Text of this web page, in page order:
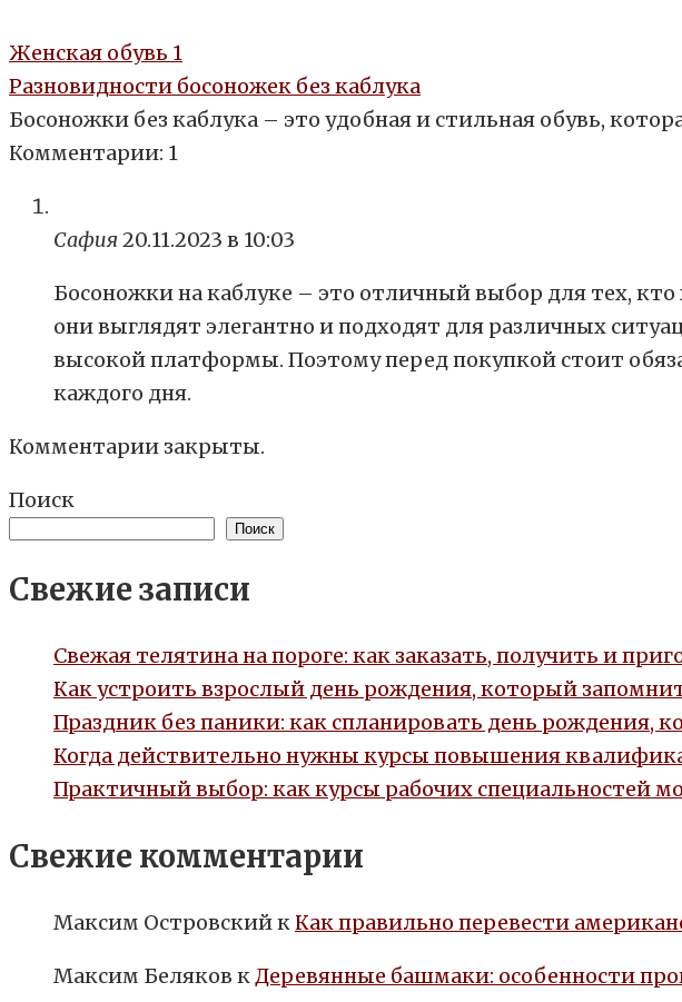
Женская обувь 1
Разновидности босоножек без каблука
Босоножки без каблука – это удобная и стильная обувь,
Комментарии: 1
Сафия 20.11.2023 в 10:03
Босоножки на каблуке – это отличный выбор для тех,
они выглядят элегантно и подходят для различных
высокой платформы. Поэтому перед покупкой стоит
каждого дня.
Комментарии закрыты.
Поиск
Поиск
Свежие записи
Свежая телятина на пороге: как заказать, получить и
Как устроить взрослый день рождения, который
Праздник без паники: как спланировать день рождения,
Когда действительно нужны курсы повышения
Практичный выбор: как курсы рабочих специальностей
Свежие комментарии
Максим Островскийк Как правильно перевести
Максим Беляков кДеревянные башмаки: особенности